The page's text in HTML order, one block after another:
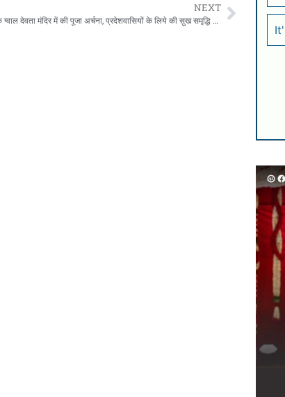
NEXT
CM धामी ने अल्मोड़ा के ग्वाल देवता मंदिर में की पूजा अर्चना, प्रदेशवासियों के लिये की सुख समृद्धि की कामना, सरस्वती शिशु मंदिर में किया बच्चों से संवाद